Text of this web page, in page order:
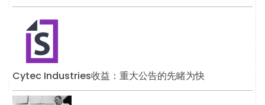
Cytec Industries收益：重大公告的先睹为快